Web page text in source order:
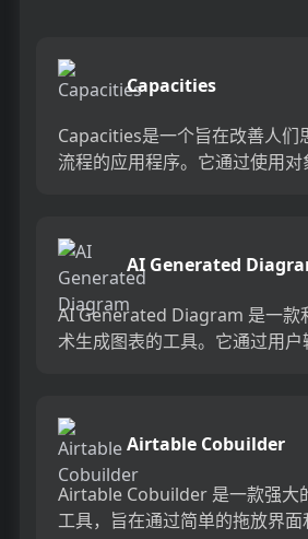
Capacities
Capacities是一个旨在改善人们
流程的应用程序。它通过使用
AI Generated
AI Generated Diagram 是一款
术生成图表的工具。它通过用户
Airtable Cobuilder
Airtable Cobuilder 是一款强大
工具，旨在通过简单的拖放界面